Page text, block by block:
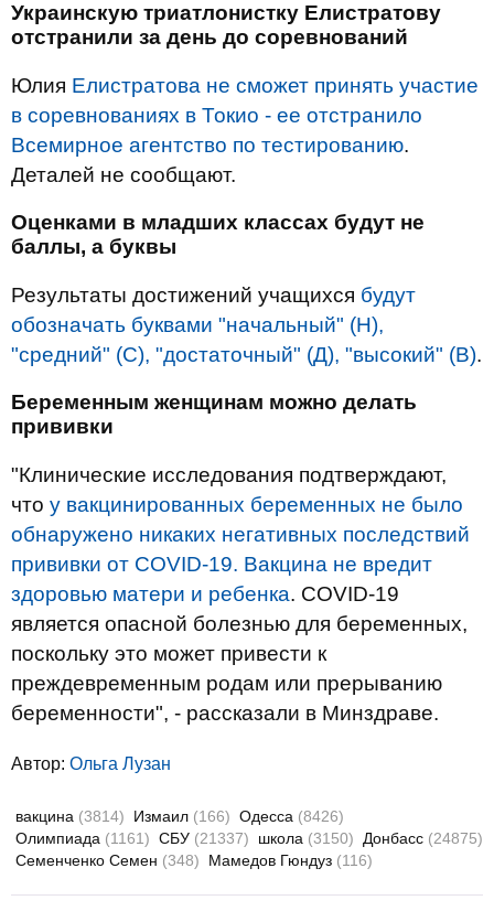
Украинскую триатлонистку Елистратову
отстранили за день до соревнований
Юлия Елистратова не сможет принять участие
в соревнованиях в Токио - ее отстранило
Всемирное агентство по тестированию.
Деталей не сообщают.
Оценками в младших классах будут не
баллы, а буквы
Результаты достижений учащихся будут
обозначать буквами "начальный" (Н),
"средний" (С), "достаточный" (Д), "высокий" (В).
Беременным женщинам можно делать
прививки
"Клинические исследования подтверждают,
что у вакцинированных беременных не было
обнаружено никаких негативных последствий
прививки от COVID-19. Вакцина не вредит
здоровью матери и ребенка. COVID-19
является опасной болезнью для беременных,
поскольку это может привести к
преждевременным родам или прерыванию
беременности", - рассказали в Минздраве.
Автор: Ольга Лузан
вакцина (3814) Измаил (166) Одесса (8426)
Олимпиада (1161) СБУ (21337) школа (3150) Донбасс (24875)
Семенченко Семен (348) Мамедов Гюндуз (116)